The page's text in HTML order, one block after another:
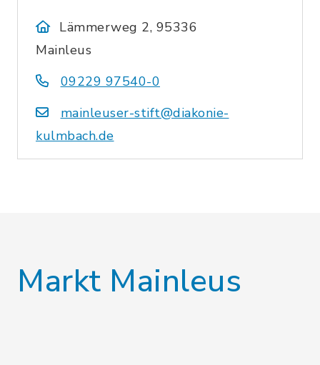
Lämmerweg 2, 95336
Mainleus
09229 97540-0
mainleuser-stift@diakonie-
kulmbach.de
Markt Mainleus